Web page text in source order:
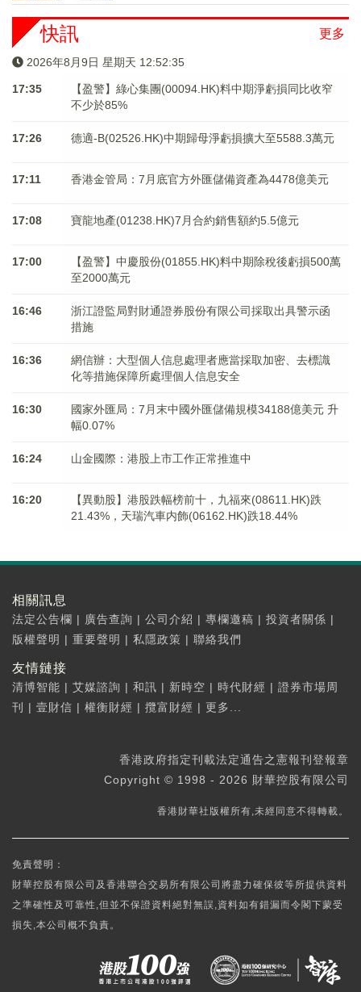
更多
快訊
2026年8月9日 星期天 12:52:35
17:35
【盈警】綠心集團(00094.HK)料中期淨虧損同比收窄
不少於85%
17:26 德適-B(02526.HK)中期歸母淨虧損擴大至5588.3萬元
17:11 香港金管局：7月底官方外匯儲備資產為4478億美元
17:08 寶龍地產(01238.HK)7月合約銷售額約5.5億元
17:00
【盈警】中慶股份(01855.HK)料中期除稅後虧損500萬
至2000萬元
16:46
浙江證監局對財通證券股份有限公司採取出具警示函
措施
16:36
網信辦：大型個人信息處理者應當採取加密、去標識
化等措施保障所處理個人信息安全
16:30
國家外匯局：7月末中國外匯儲備規模34188億美元 升
幅0.07%
16:24 山金國際：港股上市工作正常推進中
16:20
【異動股】港股跌幅榜前十，九福來(08611.HK)跌
21.43%，天瑞汽車内飾(06162.HK)跌18.44%
相關訊息
法定公告欄 | 廣告查詢 | 公司介紹 | 專欄邀稿 | 投資者關係 |
版權聲明 | 重要聲明 | 私隱政策 | 聯絡我們
友情鏈接
清博智能 | 艾媒諮詢 | 和訊 | 新時空 | 時代財經 | 證券市場周
刊
| 壹財信 | 權衡財經 | 攬富財經 | 更多...
香港政府指定刊載法定通告之憲報刊登報章
Copyright © 1998 - 2026 財華控股有限公司
香港財華社版權所有,未經同意不得轉載。
免責聲明：
財華控股有限公司及香港聯合交易所有限公司將盡力確保彼等所提供資料
之準確性及可靠性,但並不保證資料絕對無誤,資料如有錯漏而令閣下蒙受
損失,本公司概不負責。